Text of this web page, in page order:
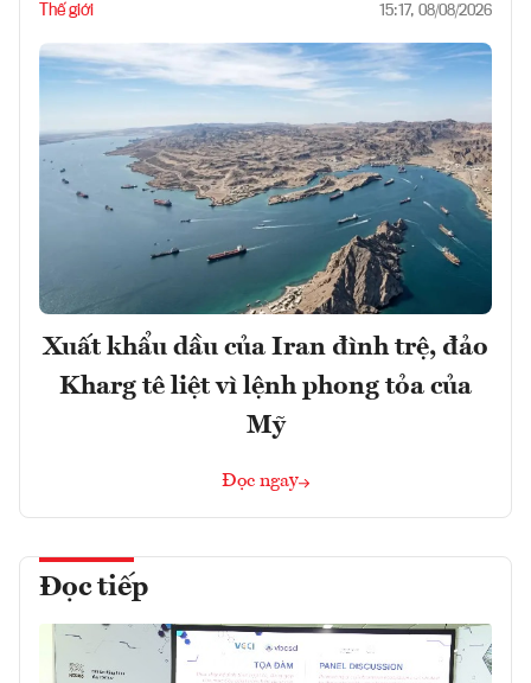
Thế giới 15:17, 08/08/2026
Xuất khẩu dầu của Iran đình trệ, đảo
Kharg tê liệt vì lệnh phong tỏa của
Mỹ
Đọc ngay
Đọc tiếp